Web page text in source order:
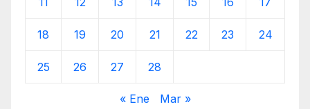
18 19 20 21 22 23 24
25 26 27 28
« Ene Mar »